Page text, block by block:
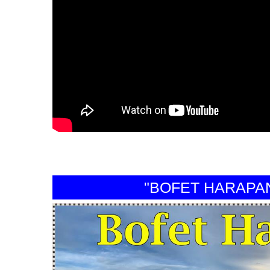
"BOFET HARAPAN